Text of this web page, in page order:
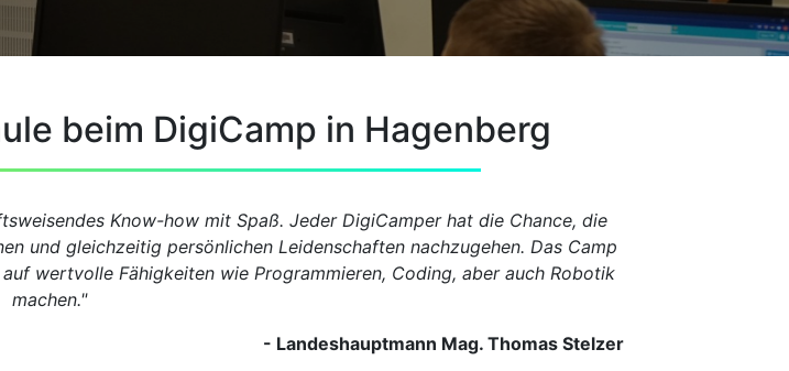
beim DigiCamp in Hagenberg
Know-how mit Spaß. Jeder DigiCamper hat die Chance, die
und gleichzeitig persönlichen Leidenschaften nachzugehen. Das Camp
wertvolle Fähigkeiten wie Programmieren, Coding, aber auch Robotik
machen."
- Landeshauptmann Mag. Thomas Stelzer